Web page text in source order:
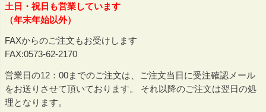
土日・祝日も営業しています
（年末年始以外）
FAXからのご注文もお受けします
FAX:0573-62-2170
営業日の12：00までのご注文は、ご注文当日に受注確認メール
をお送りさせて頂いております。 それ以降のご注文は翌日の処
理となります。